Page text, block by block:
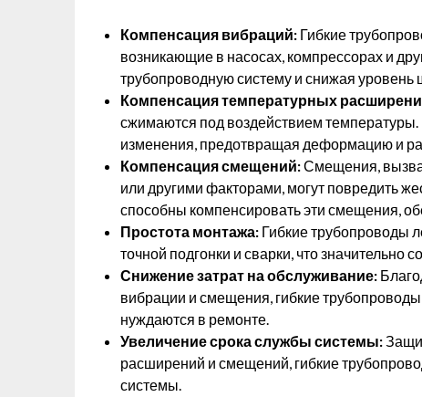
Компенсация вибраций: Гибкие
возникающие в насосах, компрессорах и
трубопроводную систему и снижая уровень
Компенсация температурных
сжимаются под воздействием
изменения, предотвращая деформацию и
Компенсация смещений:Смещения,
или другими факторами, могут повредить
способны компенсировать эти смещения,
Простота монтажа: Гибкие трубопроводы
точной подгонки и сварки, что значительно
Снижение затрат на обслуживание:
вибрации и смещения, гибкие
нуждаются в ремонте.
Увеличение срока службы системы:
расширений и смещений, гибкие
системы.